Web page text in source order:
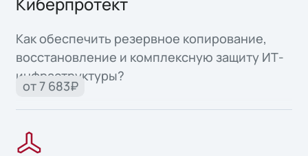
Как обеспечить резервное копирование,
восстановление и комплексную защиту ИТ-
инфраструктуры?
от 7 683₽